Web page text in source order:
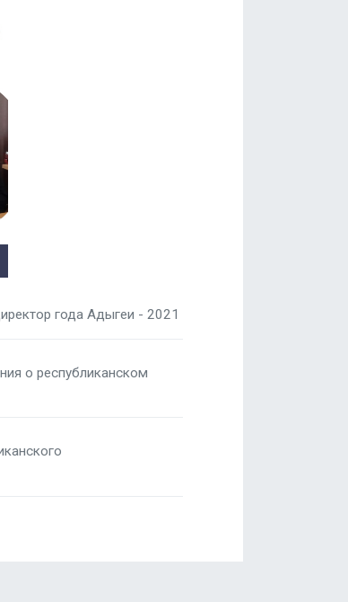
года Адыгеи - 2021
о республиканском